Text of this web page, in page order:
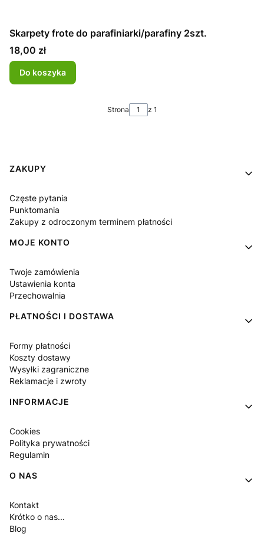
Skarpety frote do parafiniarki/parafiny 2szt.
Cena
18,00 zł
Do koszyka
Strona z 1
Linki w stopce
ZAKUPY
Częste pytania
Punktomania
Zakupy z odroczonym terminem płatności
MOJE KONTO
Twoje zamówienia
Ustawienia konta
Przechowalnia
PŁATNOŚCI I DOSTAWA
Formy płatności
Koszty dostawy
Wysyłki zagraniczne
Reklamacje i zwroty
INFORMACJE
Cookies
Polityka prywatności
Regulamin
O NAS
Kontakt
Krótko o nas...
Blog